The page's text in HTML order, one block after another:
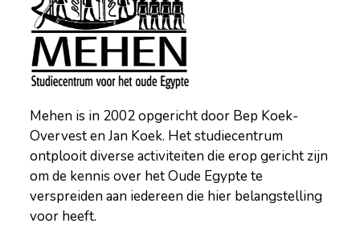
Mehen is in 2002 opgericht door Bep Koek-
Overvest en Jan Koek. Het studiecentrum
ontplooit diverse activiteiten die erop gericht zijn
om de kennis over het Oude Egypte te
verspreiden aan iedereen die hier belangstelling
voor heeft.